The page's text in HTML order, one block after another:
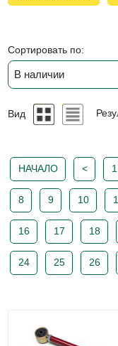
Сортировать по:
В наличии
Вид
НАЧАЛО < 1
8 9 10
16 17 18
24 25 26